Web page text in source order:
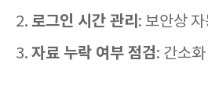
로그인 시간 관리 : 보안상
자료 누락 여부 점검: 간소